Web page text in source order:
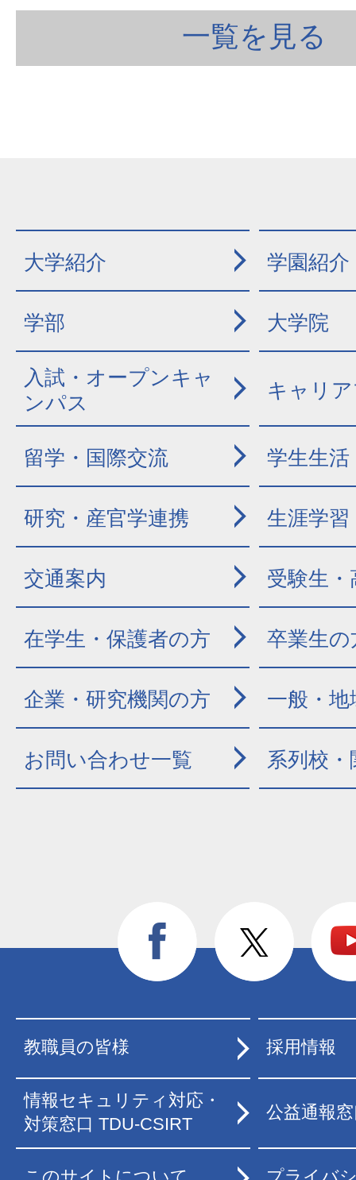
一覧を見る
大学紹介 学園紹介
学部 大学院
入試・オープンキャ
ンパス
キャリ
留学・国際交流 学生生活
研究・産官学連携 生涯学習
交通案内 受験生
在学生・保護者の方 卒業生の
企業・研究機関の方 一般・地
お問い合わせ一覧 系列校
教職員の皆様 採用情報
情報セキュリティ対応・
対策窓口 TDU-CSIRT
公益通報